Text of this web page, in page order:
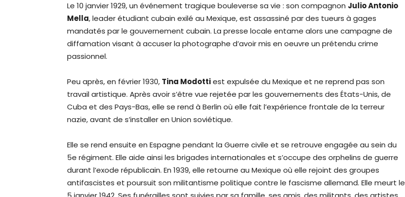
Le 10 janvier 1929, un événement tragique bouleverse sa vie : son compagnon Julio Antonio
Mella, leader étudiant cubain exilé au Mexique, est assassiné par des tueurs à gages
mandatés par le gouvernement cubain. La presse locale entame alors une campagne de
diffamation visant à accuser la photographe d’avoir mis en oeuvre un prétendu crime
passionnel.
Peu après, en février 1930, Tina Modottiest expulsée du Mexique et ne reprend pas son
travail artistique. Après avoir s’être vue rejetée par les gouvernements des États-Unis, de
Cuba et des Pays-Bas, elle se rend à Berlin où elle fait l’expérience frontale de la terreur
nazie, avant de s’installer en Union soviétique.
Elle se rend ensuite en Espagne pendant la Guerre civile et se retrouve engagée au sein du
5e régiment. Elle aide ainsi les brigades internationales et s’occupe des orphelins de guerre
durant l’exode républicain. En 1939, elle retourne au Mexique où elle rejoint des groupes
antifascistes et poursuit son militantisme politique contre le fascisme allemand. Elle meurt le